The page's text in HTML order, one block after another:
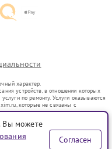
характер.
устройств, в отношении которых
по ремонту. Услуги оказываются
которые не связаны с
представителями.
оборот в соответствии
услуг или введения
о предоставляемых услугах по
Вы можете
Согласен